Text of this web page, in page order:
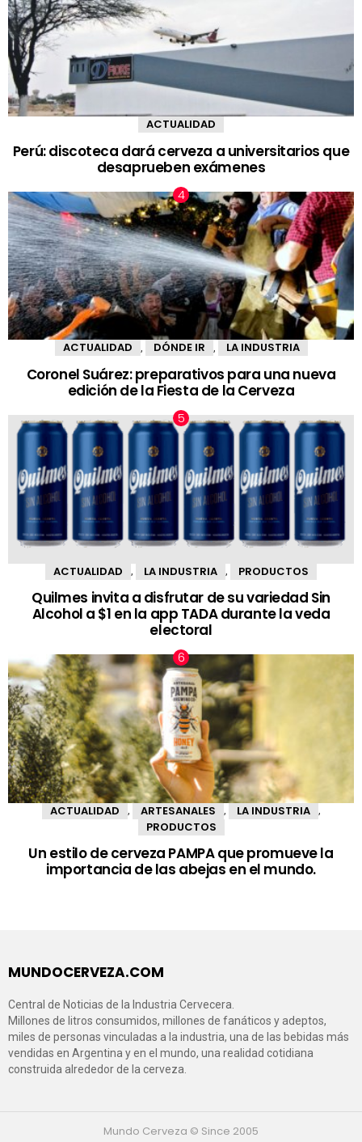
ACTUALIDAD
Perú: discoteca dará cerveza a universitarios que
desaprueben exámenes
ACTUALIDAD DÓNDE IR LA INDUSTRIA
Coronel Suárez: preparativos para una nueva
edición de la Fiesta de la Cerveza
ACTUALIDAD LA INDUSTRIA PRODUCTOS
Quilmes invita a disfrutar de su variedad Sin
Alcohol a $1 en la app TADA durante la veda
electoral
ACTUALIDAD , ARTESANALES , LA INDUSTRIA ,
PRODUCTOS
Un estilo de cerveza PAMPA que promueve la
importancia de las abejas en el mundo.
MUNDOCERVEZA.COM
Central de Noticias de la Industria Cervecera.
Millones de litros consumidos, millones de fanáticos y adeptos,
miles de personas vinculadas a la industria, una de las bebidas más
vendidas en Argentina y en el mundo, una realidad cotidiana
construida alrededor de la cerveza.
Mundo Cerveza © Since 2005